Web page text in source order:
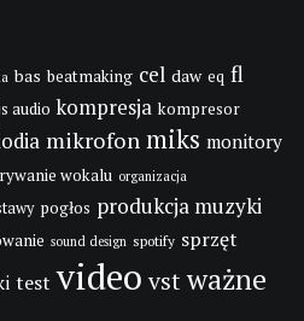
bas beatmaking cel daw eq fl
audio kompresja kompresor
mikrofon miks monitory
wokalu organizacja
pogłos produkcja muzyki
sound design spotify sprzęt
test video vst ważne